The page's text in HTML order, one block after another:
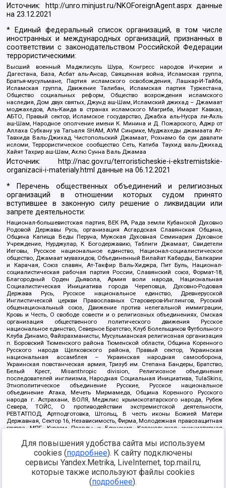
Источник: http://unro.minjust.ru/NKOForeignAgent.aspxданные
на23.12.2021
* Единый федеральный список организаций, в том числе
иностранных и международных организаций, признанных в
соответствии с законодательством Российской Федерации
террористическими:
Высший военный Маджлисуль Шура, Конгресс народов Ичкерии и
Дагестана, База, Асбат аль-Ансар, Священная война, Исламская группа,
Братья-мусульмане, Партия исламского освобождения, Лашкар-И-Тайба,
Исламская группа, Движение Талибан, Исламская партия Туркестана,
Общество социальных реформ, Общество возрождения исламского
наследия, Дом двух святых, Джунд аш-Шам, Исламский джихад – Джамаат
моджахедов, Аль-Каида в странах исламского Магриба, Имарат Кавказ,
АБТО, Правый сектор, Исламское государство, Джабха аль-Нусра ли-Ахль
аш-Шам, Народное ополчение имени К. Минина и Д. Пожарского, Аджр от
Аллаха Субхану уа Тагьаля SHAM, АУМ Синрике, Муджахеды джамаата Ат-
Тавхида Валь-Джихад, Чистопольский Джамаат, Рохнамо ба суи давлати
исломи, Террористическое сообщество Сеть, Катиба Таухид валь-Джихад,
Хайят Тахрир аш-Шам, Ахлю Сунна Валь Джамаа
Источник:
http://nac.gov.ru/terroristicheskie-i-ekstremistskie-
organizacii-i-materialy.html данные на06.12.2021
* Перечень общественных объединений и религиозных
организаций в отношении которых судом принято
вступившее в законную силу решение о ликвидации или
запрете деятельности:
Национал-большевистская партия, ВЕК РА, Рада земли Кубанской Духовно
Родовой Державы Русь, организация Асгардская Славянская Община,
Община Капища Веды Перуна, Мужская Духовная Семинария Духовное
Учреждение, Нурджулар, К Богодержавию, Таблиги Джамаат, Свидетели
Иеговы, Русское национальное единство, Национал-социалистическое
общество, Джамаат мувахидов, Объединенный Вилайат Кабарды, Балкарии
и Карачая, Союз славян, Ат-Такфир Валь-Хиджра, Пит Буль, Национал-
социалистическая рабочая партия России, Славянский союз, Формат-18,
Благородный Орден Дьявола, Армия воли народа, Национальная
Социалистическая Инициатива города Череповца, Духовно-Родовая
Держава Русь, Русское национальное единство, Древнерусской
Инглистической церкви Православных Староверов-Инглингов, Русский
общенациональный союз, Движение против нелегальной иммиграции,
Кровь и Честь, О свободе совести и о религиозных объединениях, Омская
организация общественного политического движения Русское
национальное единство, Северное Братство, Клуб Болельщиков Футбольного
Клуба Динамо, Файзрахманисты, Мусульманская религиозная организация
п. Боровский Тюменского района Тюменской области, Община Коренного
Русского народа Щелковского района, Правый сектор, Украинская
национальная ассамблея – Украинская народная самооборона,
Украинская повстанческая армия, Тризуб им. Степана Бандеры, Братство,
Белый Крест, Misanthropic division, Религиозное объединение
последователей инглиизма, Народная Социальная Инициатива, TulaSkins,
Этнополитическое объединение Русские, Русское национальное
объединение Атака, Мечеть Мирмамеда, Община Коренного Русского
народа г. Астрахани, ВОЛЯ, Меджлис крымскотатарского народа, Рубеж
Севера, ТОЙС, О противодействии экстремистской деятельности,
РЕВТАТПОД, Артподготовка, Штольц, В честь иконы Божией Матери
Державная, Сектор 16, Независимость, Фирма, Молодежная правозащитная
группа МПГ, Курсом Правды и Единения, Каракольская инициативная
Благотворительный пансионат Ак Умут, Русская республика Русь,
Арестантское уголовное единство, Башкорт, Нация и свобода, W.H.С., Фалунь
Дафа, Иртыш Ultras, Русский Патриотический клуб-Новокузнецк/РПК,
Сибирский державный союз, Фонд борьбы с коррупцией, Фонд защиты прав
граждан, Штабы Навального, Совет граждан СССР Прикубанского округа г.
Для повышения удобства сайта мы используем
cookies (подробнее). К сайту подключены
сервисы Yandex.Metrika, LiveInternet, top.mail.ru,
которые также используют файлы cookies
(подробнее).